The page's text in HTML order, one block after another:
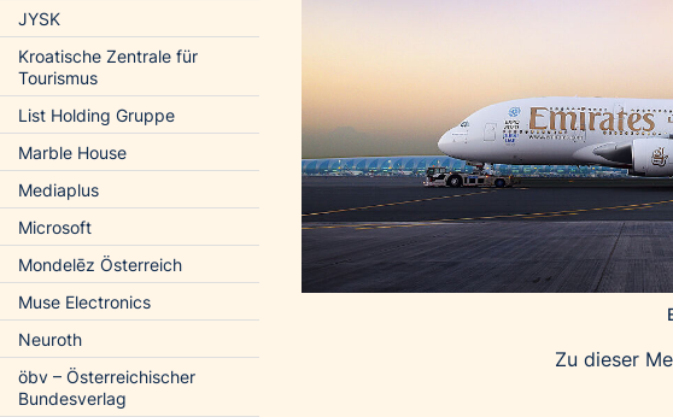
JYSK
Kroatische Zentrale für
Tourismus
List Holding Gruppe
Marble House
Mediaplus
Microsoft
Mondelēz Österreich
Muse Electronics
Neuroth
öbv – Österreichischer
Bundesverlag
Zu dieser